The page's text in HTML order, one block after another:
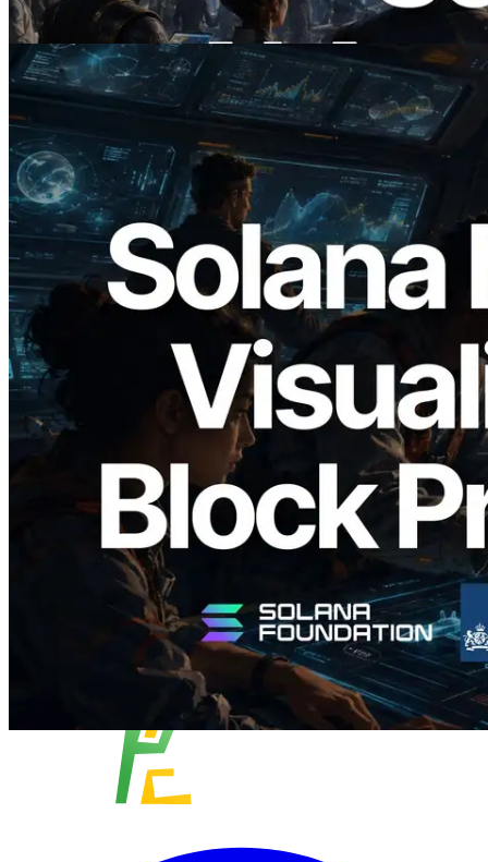
Lees dit artikel
2026.05.24
Validators Solutions lanceert Solana
Block Analyzer — blockproductietijd per
slot en de toegewezen validator
gevisualiseerd